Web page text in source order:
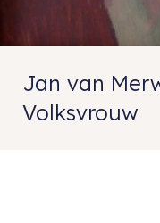
Jan van
Volksvrouw